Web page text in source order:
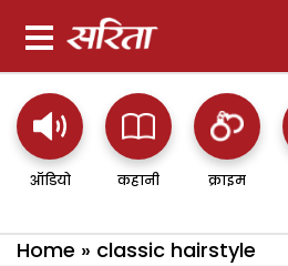
ऑडियो कहानी क्राइम
Home » classic hairstyle